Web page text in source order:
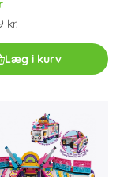
kr.
Læg i kurv